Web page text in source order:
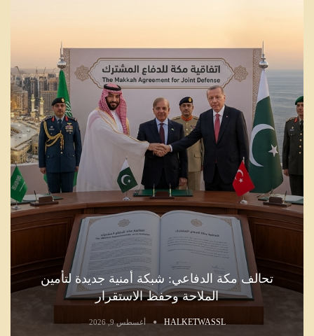
تحالف مكة الدفاعي: شبكة أمنية جديدة لتأمين
الملاحة وحفظ الاستقرار
HALKETWASSL أغسطس 9, 2026